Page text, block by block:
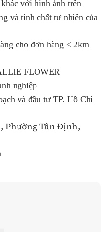
với hình ảnh trên
và tính chất tự nhiên của
cho đơn hàng < 2km
FLOWER
nghiệp
và đầu tư TP. Hồ Chí
Phường Tân Định,